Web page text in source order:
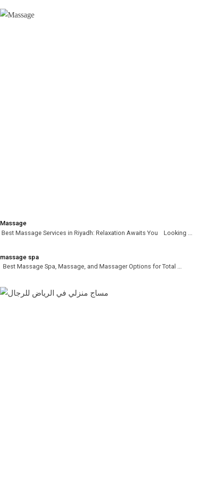
Massage
Best Massage Services in Riyadh: Relaxation Awaits You Looking ...
massage spa
Best Massage Spa, Massage, and Massager Options for Total ...